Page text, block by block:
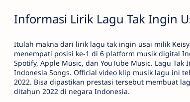
Informasi Lirik Lagu Tak Ingin
Itulah makna dari lirik lagu tak ingin usai milik
menempati posisi ke-1 di 6 platform musik digital
Spotify, Apple Music, dan YouTube Music. Lagu
Indonesia Songs. Official video klip musik lagu ini
2022. Bisa dipastikan prestasi tersebut membuat
ditahun 2022 di negara Indonesia.